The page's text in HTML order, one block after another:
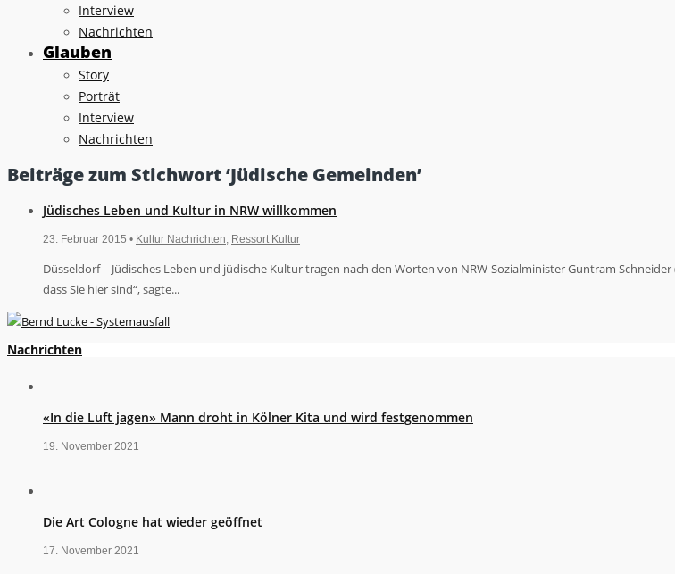
Interview
Nachrichten
Glauben
Story
Porträt
Interview
Nachrichten
Beiträge zum Stichwort ‘Jüdische Gemeinden’
Jüdisches Leben und Kultur in NRW willkommen
23. Februar 2015 • Kultur Nachrichten, Ressort Kultur
Düsseldorf – Jüdisches Leben und jüdische Kultur tragen nach den Worten von NRW-Sozialminister Guntram
dass Sie hier sind“, sagte...
Nachrichten
«In die Luft jagen» Mann droht in Kölner Kita und wird festgenommen
19. November 2021
Die Art Cologne hat wieder geöffnet
17. November 2021